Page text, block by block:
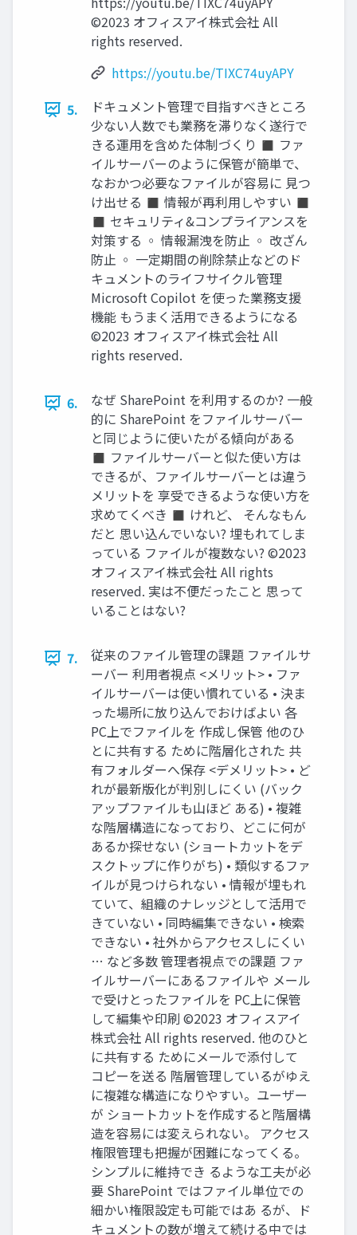
©2023 オフィスアイ株式会社 All
rights reserved.
https://youtu.be/TIXC74uyAPY
5.
ドキュメント管理で目指すべきところ
少ない人数でも業務を滞りなく遂行で
きる運用を含めた体制づくり ◼ ファ
イルサーバーのように保管が簡単で、
なおかつ必要なファイルが容易に 見つ
け出せる ◼ 情報が再利用しやすい ◼
◼ セキュリティ&コンプライアンスを
対策する ◦ 情報漏洩を防止 ◦ 改ざん
防止 ◦ 一定期間の削除禁止などのド
キュメントのライフサイクル管理
Microsoft Copilot を使った業務支援
機能 もうまく活用できるようになる
©2023 オフィスアイ株式会社 All
rights reserved.
6.
なぜ SharePoint を利用するのか? 一般
的に SharePoint をファイルサーバー
と同じように使いたがる傾向がある
◼ ファイルサーバーと似た使い方は
できるが、ファイルサーバーとは違う
メリットを 享受できるような使い方を
求めてくべき ◼ けれど、 そんなもん
だと 思い込んでいない? 埋もれてしま
っている ファイルが複数ない? ©2023
オフィスアイ株式会社 All rights
reserved. 実は不便だったこと 思って
いることはない?
7.
従来のファイル管理の課題 ファイルサ
ーバー 利用者視点 <メリット> • ファ
イルサーバーは使い慣れている • 決ま
った場所に放り込んでおけばよい 各
PC上でファイルを 作成し保管 他のひ
とに共有する ために階層化された 共
有フォルダーへ保存 <デメリット> • ど
れが最新版化が判別しにくい (バック
アップファイルも山ほど ある) • 複雑
な階層構造になっており、どこに何が
あるか探せない (ショートカットをデ
スクトップに作りがち) • 類似するファ
イルが見つけられない • 情報が埋もれ
ていて、組織のナレッジとして活用で
きていない • 同時編集できない • 検索
できない • 社外からアクセスしにくい
… など多数 管理者視点での課題 ファ
イルサーバーにあるファイルや メール
で受けとったファイルを PC上に保管
して編集や印刷 ©2023 オフィスアイ
株式会社 All rights reserved. 他のひと
に共有する ためにメールで添付して
コピーを送る 階層管理しているがゆえ
に複雑な構造になりやすい。ユーザー
が ショートカットを作成すると階層構
造を容易には変えられない。 アクセス
権限管理も把握が困難になってくる。
シンプルに維持でき るような工夫が必
要 SharePoint ではファイル単位での
細かい権限設定も可能ではあ るが、ド
キュメントの数が増えて続ける中では